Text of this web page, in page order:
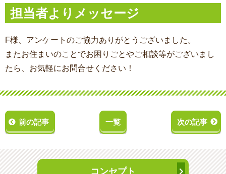
担当者よりメッセージ
F様、アンケートのご協力ありがとうございました。
またお住まいのことでお困りごとやご相談等がございまし
たら、お気軽にお問合せください！
前の記事 一覧 次の記事
コンセプト